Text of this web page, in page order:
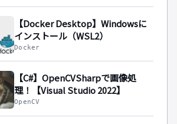
【Docker Desktop】Windowsに
インストール（WSL2）
Docker
【C#】OpenCVSharpで画像処
理！【Visual Studio 2022】
OpenCV